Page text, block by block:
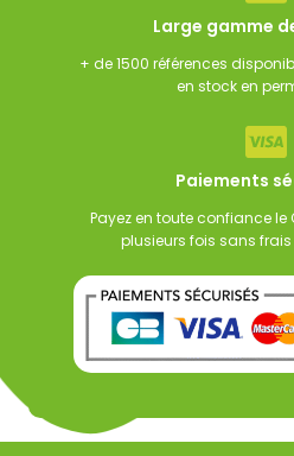
Large gamme
+ de 1500 références
en stock en
Paiements
Payez en toute confiance le
plusieurs fois sans frais